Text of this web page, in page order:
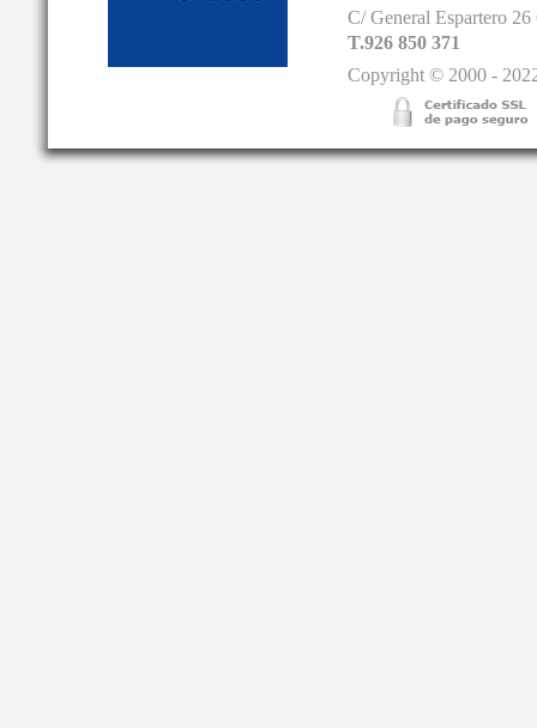
C/ General Espartero
T.926 850 371
Copyright © 2000 -